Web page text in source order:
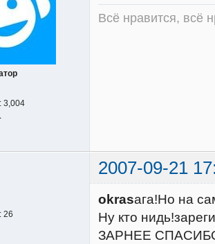
3,004
Всё нравится, всё
2007-09-21
26
okrasага!Но на
Ну кто
ЗАРНЕЕ